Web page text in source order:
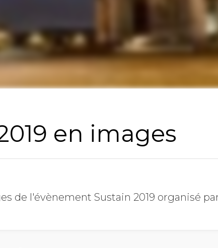
en images
de l'évènement Sustain 2019 organisé